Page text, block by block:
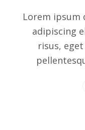
Lorem
adipiscing
risus,